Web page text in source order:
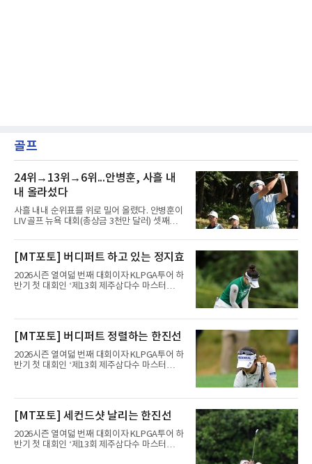
골프
24위→13위→6위...안병훈, 사흘 내
내 올라섰다
사흘 내내 순위표를 위로 밀어 올렸다. 안병훈이
LIV 골프 뉴욕 대회(총상금 3천만 달러) 셋째날
일(한국시간) 미국 뉴저지주 베드민스터의 트럼
프 내셔널 골프 클럽 베드민스터(파71)에서 열
린 3라운드에서 보기 1개만 적고 버디 4개를 잡
아 3언더파 68타를 쳤다. 중간 합계 5언더파 208
타로 공동 6위에 올라섰다.정상과는 거리가 있
타를 줄여 중간 합계 3언더파 210타로 공동 10
[MT포토] 버디퍼트 하고 있는 정지효
2026시즌 열여덟 번째 대회이자 KLPGA투어 하
반기 첫 대회인 ‘제13회 제주삼다수 마스터
트(파72/6,767야드)에서 열리고 있다.8일 현재
에서 경기하고 있다.
[MT포토] 버디퍼트 정렬하는 한진선
2026시즌 열여덟 번째 대회이자 KLPGA투어 하
반기 첫 대회인 ‘제13회 제주삼다수 마스터
트(파72/6,767야드)에서 열리고 있다.8일 현재
에서 경기하고 있다.
[MT포토] 세컨드샷 날리는 한진선
2026시즌 열여덟 번째 대회이자 KLPGA투어 하
반기 첫 대회인 ‘제13회 제주삼다수 마스터